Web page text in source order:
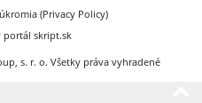
(Privacy Policy)
portál skript.sk
s. r. o. Všetky práva vyhradené